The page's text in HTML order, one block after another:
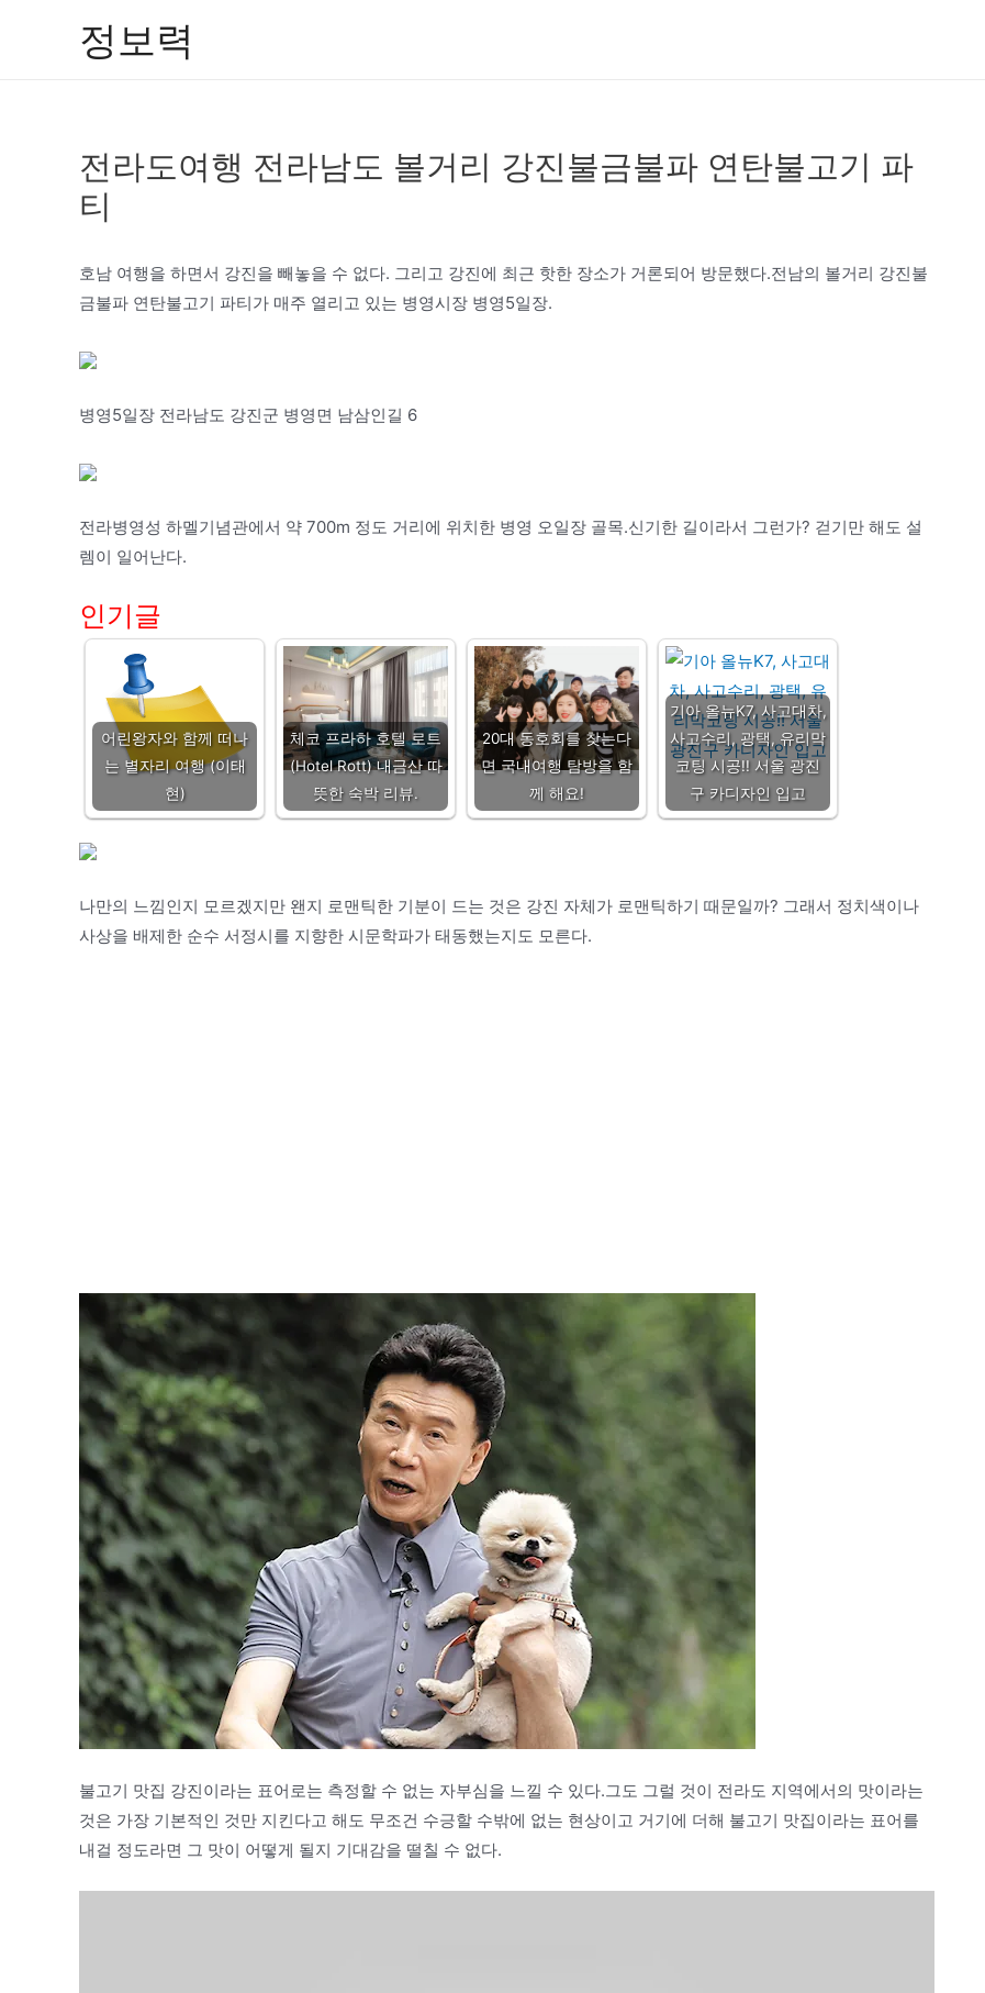
정보력
전라도여행 전라남도 볼거리 강진불금불파 연탄불고기 파
티
호남 여행을 하면서 강진을 빼놓을 수 없다. 그리고 강진에 최근 핫한 장소가 거론되어 방문했다.전남의 볼거리 강진불
금불파 연탄불고기 파티가 매주 열리고 있는 병영시장 병영5일장.
병영5일장 전라남도 강진군 병영면 남삼인길 6
전라병영성 하멜기념관에서 약 700m 정도 거리에 위치한 병영 오일장 골목.신기한 길이라서 그런가? 걷기만 해도 설
렘이 일어난다.
인기글
어린왕자와 함께 떠나
는 별자리 여행 (이태
현)
체코 프라하 호텔 로트
(Hotel Rott) 내금산 따
뜻한 숙박 리뷰.
20대 동호회를 찾는다
면 국내여행 탐방을 함
께 해요!
기아 올뉴K7, 사고대차,
사고수리, 광택, 유리막
코팅 시공!! 서울 광진
구 카디자인 입고
나만의 느낌인지 모르겠지만 왠지 로맨틱한 기분이 드는 것은 강진 자체가 로맨틱하기 때문일까? 그래서 정치색이나
사상을 배제한 순수 서정시를 지향한 시문학파가 태동했는지도 모른다.
불고기 맛집 강진이라는 표어로는 측정할 수 없는 자부심을 느낄 수 있다.그도 그럴 것이 전라도 지역에서의 맛이라는
것은 가장 기본적인 것만 지킨다고 해도 무조건 수긍할 수밖에 없는 현상이고 거기에 더해 불고기 맛집이라는 표어를
내걸 정도라면 그 맛이 어떻게 될지 기대감을 떨칠 수 없다.